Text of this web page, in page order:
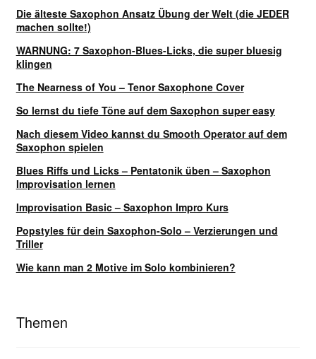
Die älteste Saxophon Ansatz Übung der Welt (die JEDER
machen sollte!)
WARNUNG: 7 Saxophon-Blues-Licks, die super bluesig
klingen
The Nearness of You – Tenor Saxophone Cover
So lernst du tiefe Töne auf dem Saxophon super easy
Nach diesem Video kannst du Smooth Operator auf dem
Saxophon spielen
Blues Riffs und Licks – Pentatonik üben – Saxophon
Improvisation lernen
Improvisation Basic – Saxophon Impro Kurs
Popstyles für dein Saxophon-Solo – Verzierungen und
Triller
Wie kann man 2 Motive im Solo kombinieren?
Themen